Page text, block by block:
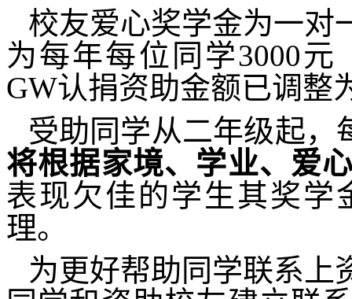
校友爱心奖学金为一对
为每年每位同学3000元
GW认捐资助金额已调整
受助同学从二年级起，
将根据家境、学业、爱
表现欠佳的学生其奖学
理。
为更好帮助同学联系上